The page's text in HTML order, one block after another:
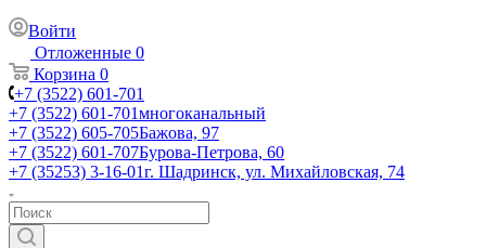
Войти
Отложенные 0
Корзина 0
+7 (3522) 601-701
+7 (3522) 601-701многоканальный
+7 (3522) 605-705Бажова, 97
+7 (3522) 601-707Бурова-Петрова, 60
+7 (35253) 3-16-01г. Шадринск, ул. Михайловская, 74